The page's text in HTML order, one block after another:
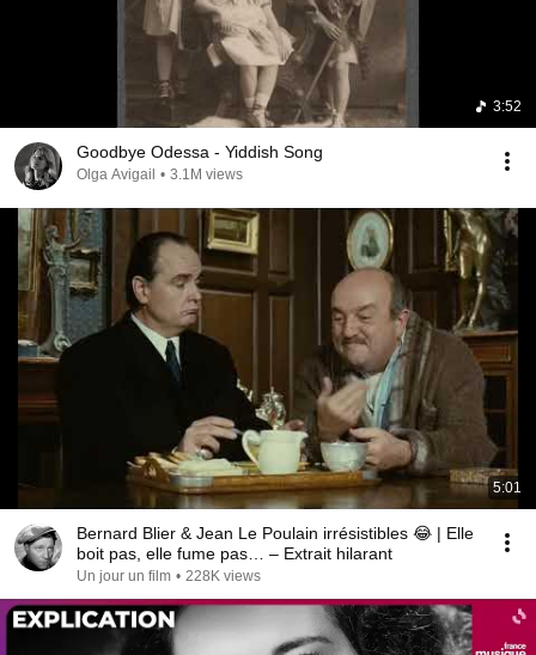
3:52
Goodbye Odessa - Yiddish Song
Olga Avigail • 3.1M views
5:01
Bernard Blier & Jean Le Poulain irrésistibles 😂 | Elle
boit pas, elle fume pas… – Extrait hilarant
Un jour un film • 228K views